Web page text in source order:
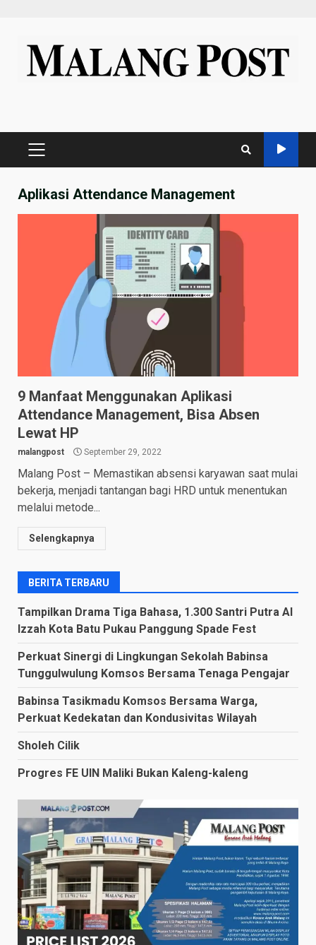
content
PRIMARY
Aplikasi Attendance Management
9 Manfaat Menggunakan Aplikasi
Attendance Management, Bisa Absen
Lewat HP
malangpost September 29, 2022
Malang Post – Memastikan absensi karyawan saat mulai
bekerja, menjadi tantangan bagi HRD untuk menentukan
melalui metode...
Selengkapnya
BERITA TERBARU
Tampilkan Drama Tiga Bahasa, 1.300 Santri Putra Al
Izzah Kota Batu Pukau Panggung Spade Fest
Perkuat Sinergi di Lingkungan Sekolah Babinsa
Tunggulwulung Komsos Bersama Tenaga Pengajar
Babinsa Tasikmadu Komsos Bersama Warga,
Perkuat Kedekatan dan Kondusivitas Wilayah
Sholeh Cilik
Progres FE UIN Maliki Bukan Kaleng-kaleng